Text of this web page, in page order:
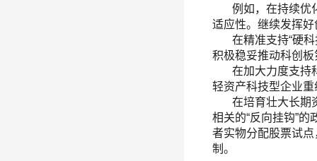
例如，在持续优化
适应性。继续发挥
在精准支持“硬科
积极稳妥推动科创
在加大力度支持科
轻资产科技型企业
在培育壮大长期资
相关的“反向挂钩”
者实物分配股票试点
制。